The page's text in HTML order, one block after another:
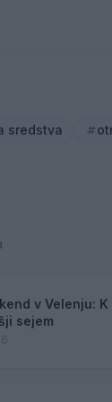
sredstva
v Velenju:
sejem